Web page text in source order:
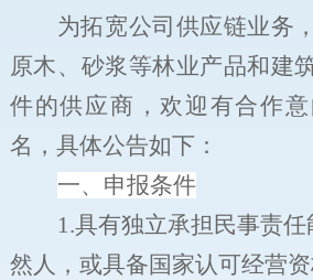
为拓宽公司供应链业务，
原木、 砂浆等林业产品和建
件的供应商，欢迎有合作
名，具体公告如下：
一、申报条件
1.具有独立承担民事责任
然人，或具备国家认可经营资